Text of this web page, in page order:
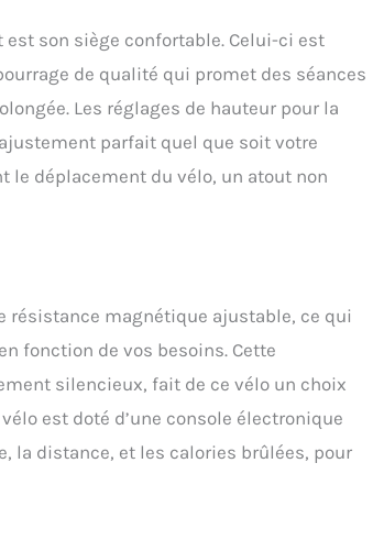
est son siège confortable. Celui-ci est
de qualité qui promet des séances
Les réglages de hauteur pour la
parfait quel que soit votre
le déplacement du vélo, un atout non
résistance magnétique ajustable, ce qui
fonction de vos besoins. Cette
silencieux, fait de ce vélo un choix
est doté d’une console électronique
la distance, et les calories brûlées, pour